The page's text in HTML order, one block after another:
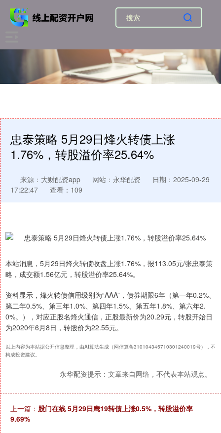
忠泰策略 5月29日烽火转债上涨
1.76%，转股溢价率25.64%
来源：大财配资app 网站：永华配资
日期：2025-09-29
17:22:47
查看：109
本站消息，5月29日烽火转债收盘上涨1.76%，报113.05元/张忠泰策
略，成交额1.56亿元，转股溢价率25.64%。
资料显示，烽火转债信用级别为“AAA”，债券期限6年（第一年0.2%、
第二年0.5%、第三年1.0%、第四年1.5%、第五年1.8%、第六年2.
0%。），对应正股名烽火通信，正股最新价为20.29元，转股开始日
为2020年6月8日，转股价为22.55元。
以上内容为本站据公开信息整理，由AI算法生成（网信算备310104345710301240019号），不
构成投资建议。
永华配资提示：文章来自网络，不代表本站观点。
上一篇： 股门在线 5月29日鹰19转债上涨0.5%，转股溢价率
9.69%